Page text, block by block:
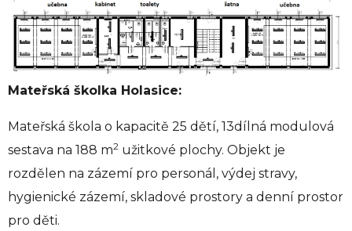
Mateřská školka Holasice:
Mateřská škola o kapacitě 25 dětí, 13dílná modulová
sestava na 188 m2 užitkové plochy. Objekt je
rozdělen na zázemí pro personál, výdej stravy,
hygienické zázemí, skladové prostory a denní prostor
pro děti.